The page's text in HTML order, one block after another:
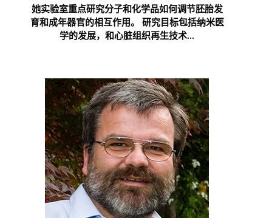
她实验室重点研究分子和化学品如何调节胚胎发
育和成年器官的相互作用。 研究目标包括纳米医
学的发展，和心脏组织再生技术...